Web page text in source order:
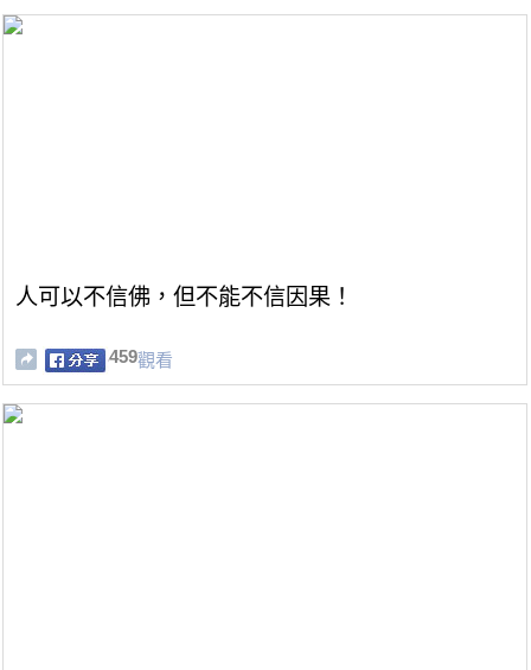
人可以不信佛，但不能不信因果！
459觀看